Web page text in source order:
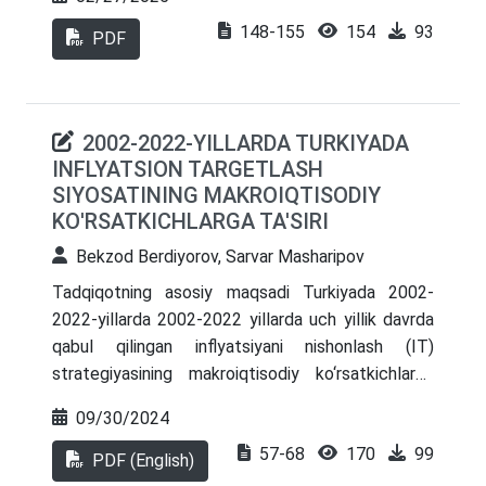
tashqi bozorlardagi oʻzgaruvchan muhitga tez
moslashuvchan moliyaviy rejalashtirish tizimi va
uning strategik rejalar bilan uygʻunlashtirilgan
moliyaviy menejmentning asosiy funksional
elementlaridan biri kompaniyalar moliyaviy-xoʻjalik
faoliyatini kompleks baholashning keng
koʻrsatkichlar arsenalini mujassamlashtiruvchi
moliyaviy diagnostikaning tashkiliy arxitekturasini
PDF 148-155 154 93
2002-2022-YILLARDA TURKIYADA
INFLYATSION TARGETLASH
SIYOSATINING MAKROIQTISODIY
KO'RSATKICHLARGA TA'SIRI
Bekzod Berdiyorov, Sarvar Masharipov
Tadqiqotning asosiy maqsadi Turkiyada 2002-
2022-yillarda 2002-2022 yillarda uch yillik davrda
qabul qilingan inflyatsiyani nishonlash (IT)
strategiyasining makroiqtisodiy ko‘rsatkichlarga
o‘rganishdan iborat. stavkalari) va Turkiyadagi
iqtisodiy o'sish (real YaIM bo'yicha). Ushbu
09/30/2024
PDF (English) 57-68 170 99